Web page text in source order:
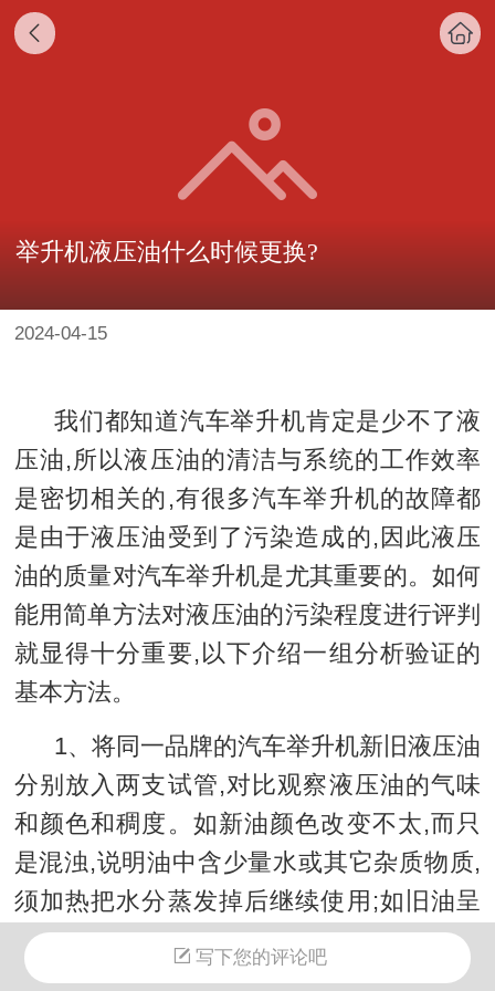
举升机液压油什么时候更换?
2024-04-15
我们都知道汽车举升机肯定是少不了液
压油,所以液压油的清洁与系统的工作效率
是密切相关的,有很多汽车举升机的故障都
是由于液压油受到了污染造成的,因此液压
油的质量对汽车举升机是尤其重要的。如何
能用简单方法对液压油的污染程度进行评判
就显得十分重要,以下介绍一组分析验证的
基本方法。
1、将同一品牌的汽车举升机新旧液压油
分别放入两支试管,对比观察液压油的气味
和颜色和稠度 。 如新油颜色改变不太,而只
是混浊,说明油中含少量水或其它杂质物质,
须加热把水分蒸发掉后继续使用;如旧油呈
暗黑色,并有较大异味时,则应更换液压油;如
油色泽变谈,阻仍透明,则应考虑是否混入了
写下您的评论吧